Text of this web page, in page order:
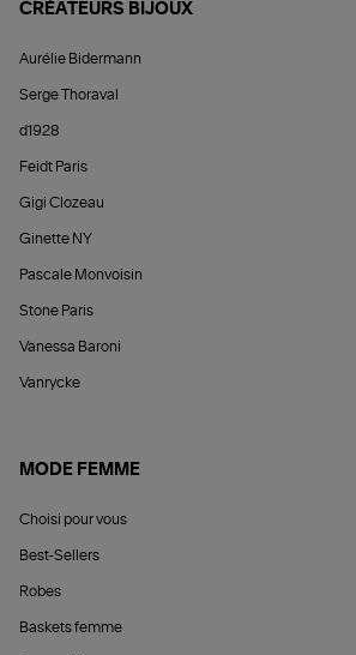
CRÉATEURS BIJOUX
Aurélie Bidermann
Serge Thoraval
d1928
Feidt Paris
Gigi Clozeau
Ginette NY
Pascale Monvoisin
Stone Paris
Vanessa Baroni
Vanrycke
MODE FEMME
Choisi pour vous
Best-Sellers
Robes
Baskets femme